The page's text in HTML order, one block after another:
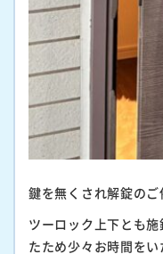
鍵を無くされ解錠のご
ツーロック上下とも
たため少々お時間をい